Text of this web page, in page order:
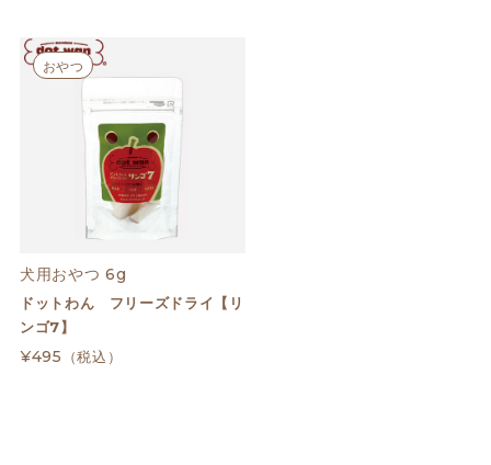
おやつ
犬用おやつ 6g
ドットわん フリーズドライ【リ
ンゴ7】
¥495 （税込）